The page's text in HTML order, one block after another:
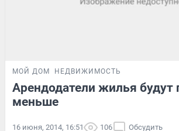
МОЙ ДОМ НЕДВИЖИМОСТЬ
Арендодатели жилья будут
меньше
16 июня, 2014, 16:51 106 Обсудить